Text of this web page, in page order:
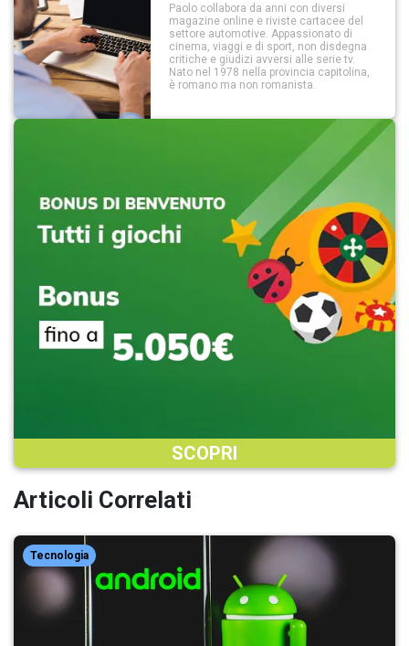
Paolo collabora da anni con diversi
magazine online e riviste cartacee del
settore automotive. Appassionato di
cinema, viaggi e di sport, non disdegna
critiche e giudizi avversi alle serie tv.
Nato nel 1978 nella provincia capitolina,
è romano ma non romanista.
SCOPRI
Articoli Correlati
Tecnologia